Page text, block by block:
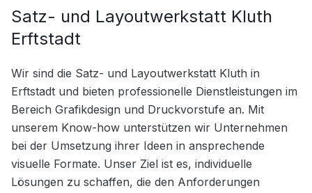
Satz- und Layoutwerkstatt Kluth
Erftstadt
Wir sind die Satz- und Layoutwerkstatt Kluth in
Erftstadt und bieten professionelle Dienstleistungen im
Bereich Grafikdesign und Druckvorstufe an. Mit
unserem Know-how unterstützen wir Unternehmen
bei der Umsetzung ihrer Ideen in ansprechende
visuelle Formate. Unser Ziel ist es, individuelle
Lösungen zu schaffen, die den Anforderungen